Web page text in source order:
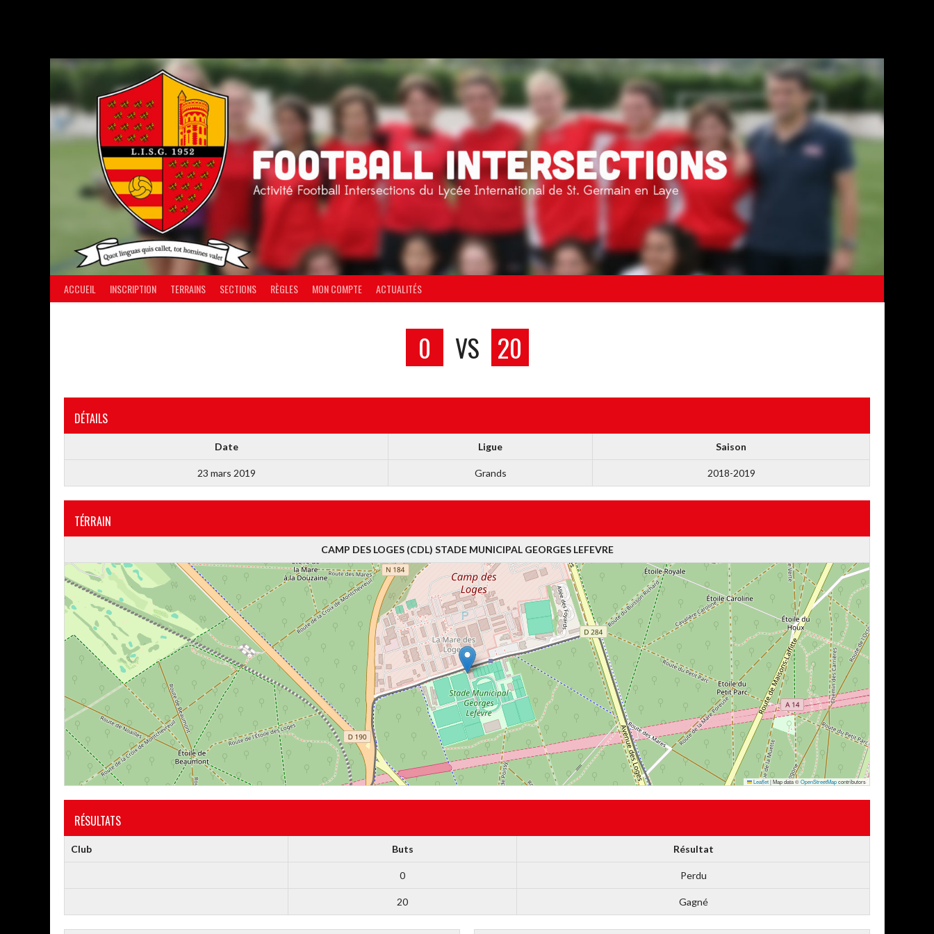
ACCUEIL INSCRIPTION TERRAINS SECTIONS RÈGLES MON COMPTE ACTUALITÉS
0 VS 20
DÉTAILS
Date Ligue Saison
23 mars 2019 Grands 2018-2019
TÉRRAIN
CAMP DES LOGES (CDL) STADE MUNICIPAL GEORGES LEFEVRE
Leaflet|Map data ©OpenStreetMapcontributors
RÉSULTATS
Club Buts Résultat
0 Perdu
20 Gagné